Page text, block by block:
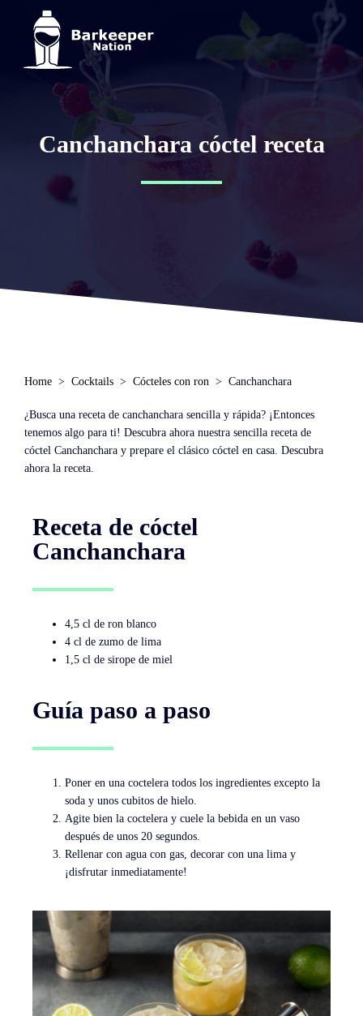
Canchanchara cóctel receta
Home Cocktails Cócteles con ron Canchanchara
¿Busca una receta de canchanchara sencilla y rápida? ¡Entonces
tenemos algo para ti! Descubra ahora nuestra sencilla receta de
cóctel Canchanchara y prepare el clásico cóctel en casa. Descubra
ahora la receta.
Receta de cóctel
Canchanchara
4,5 cl de ron blanco
4 cl de zumo de lima
1,5 cl de sirope de miel
Guía paso a paso
Poner en una coctelera todos los ingredientes excepto la
soda y unos cubitos de hielo.
Agite bien la coctelera y cuele la bebida en un vaso
después de unos 20 segundos.
Rellenar con agua con gas, decorar con una lima y
¡disfrutar inmediatamente!